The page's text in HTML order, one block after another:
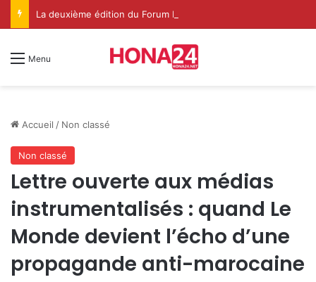
Menu
Accueil / Non classé
Non classé
Lettre ouverte aux médias
instrumentalisés : quand Le
Monde devient l’écho d’une
propagande anti-marocaine